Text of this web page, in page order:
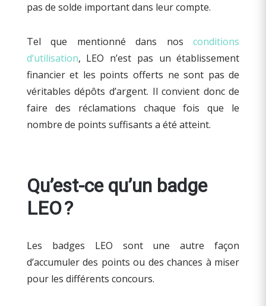
pas de solde important dans leur compte.
Tel que mentionné dans nosconditions
d’utilisation, LEO n’est pas un établissement
financier et les points offerts ne sont pas de
véritables dépôts d’argent. Il convient donc de
faire des réclamations chaque fois que le
nombre de points suffisants a été atteint.
Qu’est-ce qu’un badge
LEO ?
Les badges LEO sont une autre façon
d’accumuler des points ou des chances à miser
pour les différents concours.